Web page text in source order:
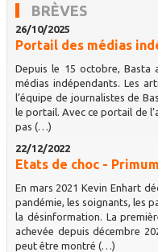
BRÈVES
26/10/2025
Portail des médias
Depuis le 15 octobre, Basta
médias indépendants. Les
l’équipe de journalistes de
le portail. Avec ce portail de
pas (…)
22/12/2022
Etats de choc -
En mars 2021 Kevin Enhart
pandémie, les soignants, les
la désinformation. La
achevée depuis décembre
peut être montré (…)